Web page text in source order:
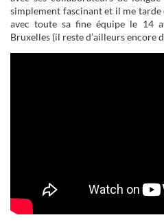
simplement fascinant et il me
avec toute sa fine équipe le 14
Bruxelles (il reste d’ailleurs encore